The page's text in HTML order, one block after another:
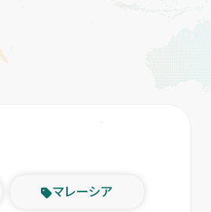
マレーシア